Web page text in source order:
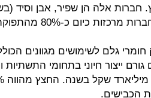
חברות אלה הן שפיר, אבן וסיד
כ-80% מהתפוקה בתחומי מדינת ישראל.
גלם לשימושים מגוונים
ייצור חיוני בתחומי התשתיות